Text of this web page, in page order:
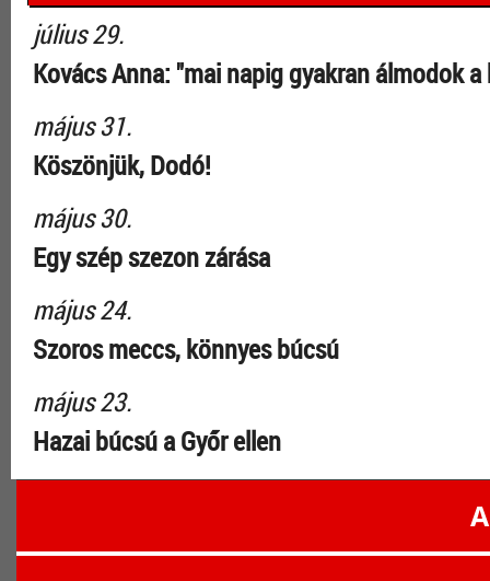
július 29.
Kovács Anna: "mai napig gyakran álmodok
május 31.
Köszönjük, Dodó!
május 30.
Egy szép szezon zárása
május 24.
Szoros meccs, könnyes búcsú
május 23.
Hazai búcsú a Győr ellen